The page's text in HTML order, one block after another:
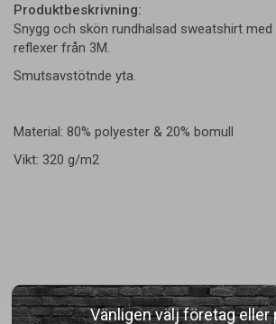
Vänligen välj företag eller
Produktbeskrivning:
Snygg och skön rundhalsad sweatshirt
reflexer från 3M.
Smutsavstötnde yta.
Material: 80% polyester & 20% bomull
Vikt: 320 g/m2
LÄGG I ÖNSKELISTA